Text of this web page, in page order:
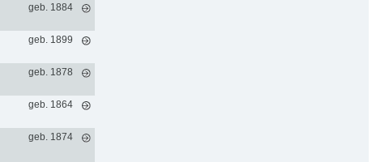
geb. 1884
geb. 1899
geb. 1878
geb. 1864
geb. 1874